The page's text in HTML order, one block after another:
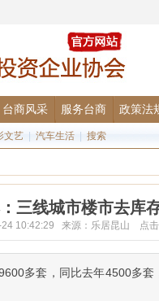
台商风采 服务台商 政策法
文艺 汽车生活 搜索
三线城市楼市去库
10:42:29 来源：乐居昆山 点击
多套，同比去年4500多